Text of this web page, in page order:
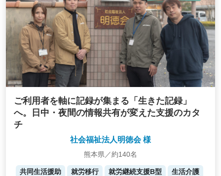
ご利用者を軸に記録が集まる「生きた記録」
へ。日中・夜間の情報共有が変えた支援のカタ
チ
社会福祉法人明徳会 様
熊本県／約140名
共同生活援助 就労移行 就労継続支援B型
生活介護